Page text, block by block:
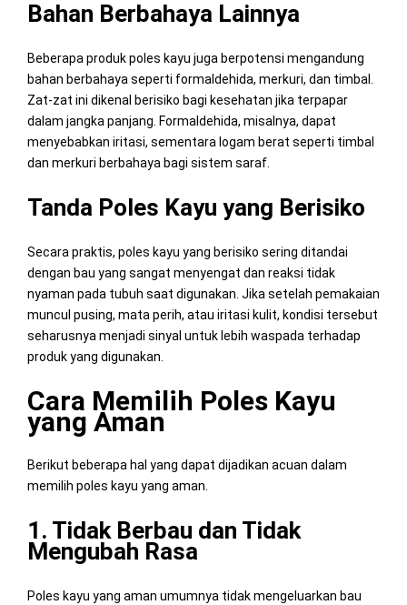
Bahan Berbahaya Lainnya
Beberapa produk poles kayu juga berpotensi mengandung
bahan berbahaya seperti formaldehida, merkuri, dan timbal.
Zat-zat ini dikenal berisiko bagi kesehatan jika terpapar
dalam jangka panjang. Formaldehida, misalnya, dapat
menyebabkan iritasi, sementara logam berat seperti timbal
dan merkuri berbahaya bagi sistem saraf.
Tanda Poles Kayu yang Berisiko
Secara praktis, poles kayu yang berisiko sering ditandai
dengan bau yang sangat menyengat dan reaksi tidak
nyaman pada tubuh saat digunakan. Jika setelah pemakaian
muncul pusing, mata perih, atau iritasi kulit, kondisi tersebut
seharusnya menjadi sinyal untuk lebih waspada terhadap
produk yang digunakan.
Cara Memilih Poles Kayu
yang Aman
Berikut beberapa hal yang dapat dijadikan acuan dalam
memilih poles kayu yang aman.
1. Tidak Berbau dan Tidak
Mengubah Rasa
Poles kayu yang aman umumnya tidak mengeluarkan bau